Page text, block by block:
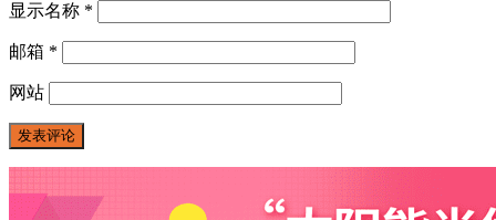
显示名称 *
邮箱 *
网站